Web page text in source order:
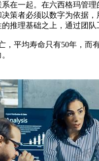
在一起。在六西格玛管
策者必须以数字为依据
推理基础之上，通过团队
，平均寿命只有50年，